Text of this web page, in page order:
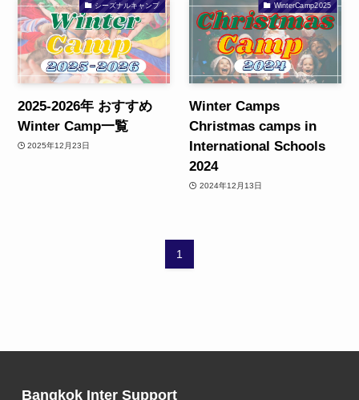
シーズナルキャンプ
2025-2026年 おすすめ
Winter Camp一覧
2025年12月23日
WinterCamp2025
Winter Camps
Christmas camps in
International Schools
2024
2024年12月13日
1
Bangkok Inter Support